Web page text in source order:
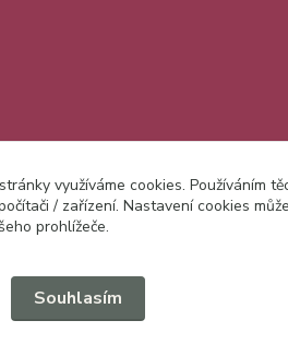
cookies.
využíváme cookies. Používáním
/ zařízení. Nastavení cookies
prohlížeče.
Souhlasím